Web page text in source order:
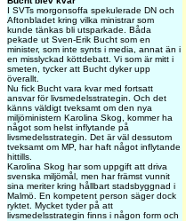
I SVTs morgonsoffa spekulerade DN och
Aftonbladet kring vilka ministrar som
kunde tänkas bli utsparkade. Båda
pekade ut Sven-Erik Bucht som en
minister, som inte synts i media, annat än i
en misslyckad köttdebatt. Vi som är mitt i
smeten, tycker att Bucht dyker upp
överallt.
Nu fick Bucht vara kvar med fortsatt
ansvar för livsmedelsstrategin. Och det
känns väldigt tveksamt om den nya
miljöministern Karolina Skog, kommer ha
något som helst inflytande på
livsmedelsstrategin. Det är väl dessutom
tveksamt om MP, har haft något inflytande
hittills.
Karolina Skog har som uppgift att driva
svenska miljömål, men har främst vunnit
sina meriter kring hållbart stadsbyggnad i
Malmö. En kompetent person säger dock
ryktet. Mycket tyder på att
livsmedelsstrategin finns i någon form och